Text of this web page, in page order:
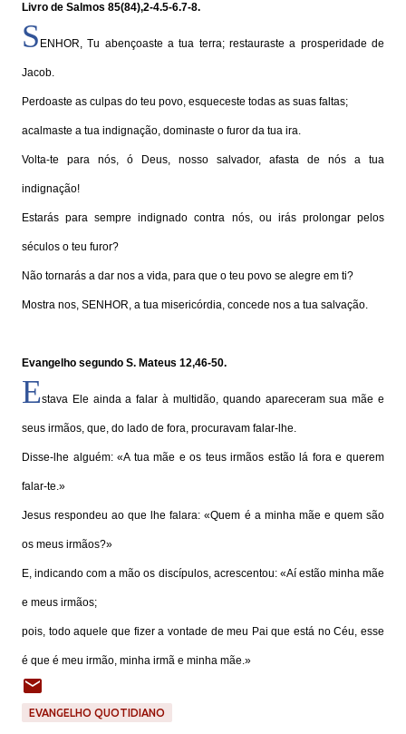
Livro de Salmos 85(84),2-4.5-6.7-8.
S ENHOR, Tu abençoaste a tua terra; restauraste a prosperidade de
Jacob.
Perdoaste as culpas do teu povo, esqueceste todas as suas faltas;
acalmaste a tua indignação, dominaste o furor da tua ira.
Volta-te para nós, ó Deus, nosso salvador, afasta de nós a tua
indignação!
Estarás para sempre indignado contra nós, ou irás prolongar pelos
séculos o teu furor?
Não tornarás a dar nos a vida, para que o teu povo se alegre em ti?
Mostra nos, SENHOR, a tua misericórdia, concede nos a tua salvação.
Evangelho segundo S. Mateus 12,46-50.
Estava Ele ainda a falar à multidão, quando apareceram sua mãe e
seus irmãos, que, do lado de fora, procuravam falar-lhe.
Disse-lhe alguém: «A tua mãe e os teus irmãos estão lá fora e querem
falar-te.»
Jesus respondeu ao que lhe falara: «Quem é a minha mãe e quem são
os meus irmãos?»
E, indicando com a mão os discípulos, acrescentou: «Aí estão minha mãe
e meus irmãos;
pois, todo aquele que fizer a vontade de meu Pai que está no Céu, esse
é que é meu irmão, minha irmã e minha mãe.»
EVANGELHO QUOTIDIANO